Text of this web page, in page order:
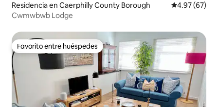
Residencia en Caerphilly County Borough Calificación
4.97 (67)
Cwmwbwb Lodge
Favorito entre huéspedes
Favorito entre huéspedes